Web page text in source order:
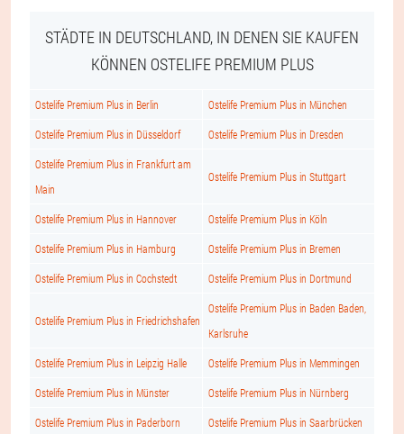
STÄDTE IN DEUTSCHLAND, IN DENEN SIE KAUFEN
KÖNNEN OSTELIFE PREMIUM PLUS
Ostelife Premium Plus in Berlin Ostelife Premium Plus in München
Ostelife Premium Plus in Düsseldorf Ostelife Premium Plus in Dresden
Ostelife Premium Plus in Frankfurt am
Main
Ostelife Premium Plus in Stuttgart
Ostelife Premium Plus in Hannover Ostelife Premium Plus in Köln
Ostelife Premium Plus in Hamburg Ostelife Premium Plus in Bremen
Ostelife Premium Plus in Cochstedt Ostelife Premium Plus in Dortmund
Ostelife Premium Plus in Friedrichshafen
Ostelife Premium Plus in Baden Baden,
Karlsruhe
Ostelife Premium Plus in Leipzig Halle Ostelife Premium Plus in Memmingen
Ostelife Premium Plus in Münster Ostelife Premium Plus in Nürnberg
Ostelife Premium Plus in Paderborn Ostelife Premium Plus in Saarbrücken